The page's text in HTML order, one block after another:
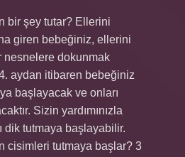
bir şey tutar? Ellerini
giren bebeğiniz, ellerini
nesnelere dokunmak
aydan itibaren bebeğiniz
başlayacak ve onları
Sizin yardımınızla
dik tutmaya başlayabilir.
cisimleri tutmaya başlar? 3